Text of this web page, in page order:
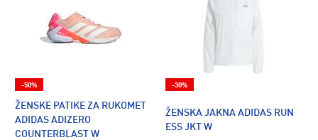
ŽENSKE PATIKE ZA RUKOMET
ADIDAS ADIZERO
COUNTERBLAST W
-50%
ŽENSKA JAKNA ADIDAS RUN
ESS JKT W
-30%